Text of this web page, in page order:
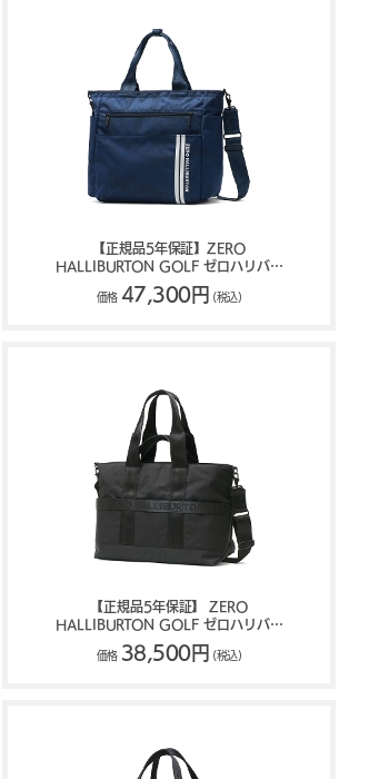
【正規品5年保証】ZERO
HALLIBURTON GOLF ゼロハリバー
トンゴルフ JC Series Medium Locker
Tote ZHG-B26 Jacquard Camo
価格 47,300円 (税込)
【正規品5年保証】 ZERO
HALLIBURTON GOLF ゼロハリバー
トンゴルフ RGF Series Medium
Locker Tote ZHG-B26 85282
価格 38,500円 (税込)